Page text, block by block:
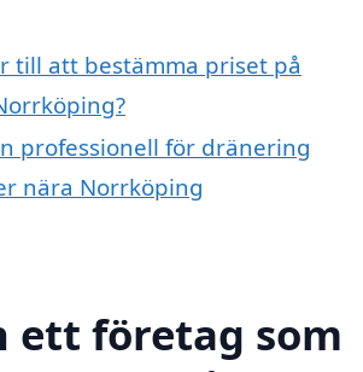
till att bestämma priset på
professionell för dränering
nära Norrköping
ett företag som